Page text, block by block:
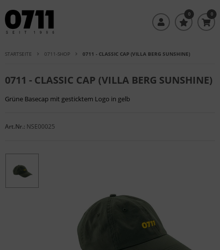
0 0
STARTSEITE 0711-SHOP 0711 - CLASSIC CAP (VILLA BERG SUNSHINE)
0711 - CLASSIC CAP (VILLA BERG SUNSHINE)
Grüne Basecap mit gesticktem Logo in gelb
Art.Nr.: NSE00025